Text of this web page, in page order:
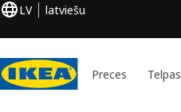
LV latviešu
Preces Telpas